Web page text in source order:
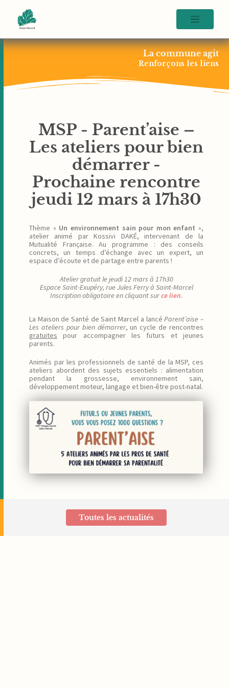
La commune agit
Renforçons les liens
MSP - Parent’aise –
Les ateliers pour bien
démarrer -
Prochaine rencontre
jeudi 12 mars à 17h30
Thème « Un environnement sain pour mon enfant »,
atelier animé par Kossivi DAKÉ, intervenant de la
Mutualité Française. Au programme : des conseils
concrets, un temps d’échange avec un expert, un
espace d’écoute et de partage entre parents !
Atelier gratuit le jeudi 12 mars à 17h30
Espace Saint-Exupéry, rue Jules Ferry à Saint-Marcel
Inscription obligatoire en cliquant surce lien.
La Maison de Santé de Saint Marcel a lancéParent’aise –
Les ateliers pour bien démarrer, un cycle de rencontres
gratuites pour accompagner les futurs et jeunes
parents.
Animés par les professionnels de santé de la MSP, ces
ateliers abordent des sujets essentiels : alimentation
pendant la grossesse, environnement sain,
développement moteur, langage et bien-être post-natal.
Toutes les actualités